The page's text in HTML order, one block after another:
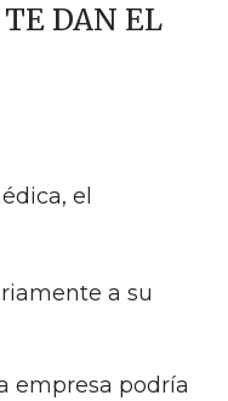
TE DAN EL
el
a su
empresa podría